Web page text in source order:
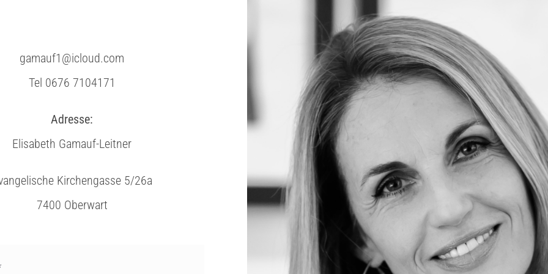
gamauf1@icloud.com
Tel 0676 7104171
Adresse:
Elisabeth Gamauf-Leitner
Kirchengasse 5/26a
7400 Oberwart